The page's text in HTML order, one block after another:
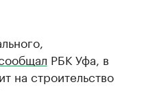
РБК Уфа, в
на строительство